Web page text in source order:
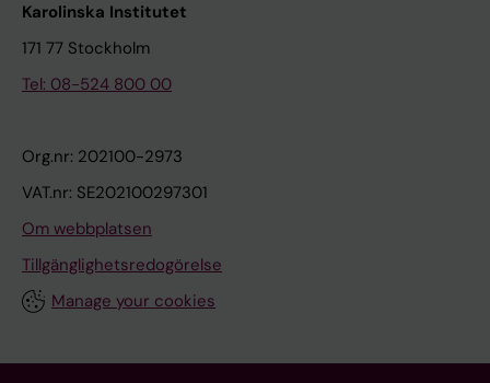
Karolinska Institutet
171 77 Stockholm
Tel: 08-524 800 00
Org.nr: 202100-2973
VAT.nr: SE202100297301
Om webbplatsen
Tillgänglighetsredogörelse
Manage your cookies